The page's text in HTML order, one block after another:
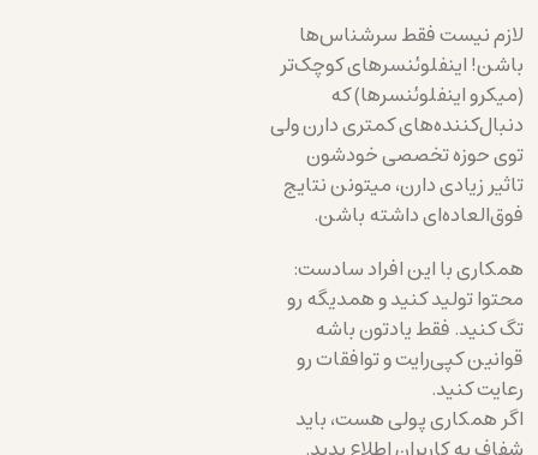
لازم نیست فقط سرشناس‌ها
باشن! اینفلوئنسرهای کوچک‌تر
(میکرو اینفلوئنسرها) که
دنبال‌کننده‌های کمتری دارن ولی
توی حوزه تخصصی خودشون
تاثیر زیادی دارن، میتونن نتایج
فوق‌العاده‌ای داشته باشن.
همکاری با این افراد سادست:
محتوا تولید کنید و همدیگه رو
تگ کنید. فقط یادتون باشه
قوانین کپی‌رایت و توافقات رو
رعایت کنید.
اگر همکاری پولی هست، باید